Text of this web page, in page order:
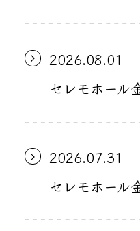
2026.08.01
セレモホール
2026.07.31
セレモホール